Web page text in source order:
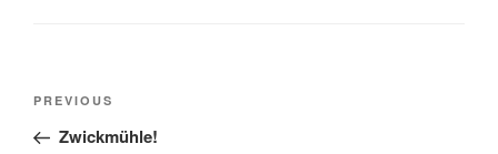
Post
Previous
Post
PREVIOUS
Zwickmühle!